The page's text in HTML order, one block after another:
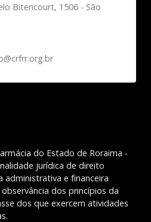
Bitencourt, 1506 - São
do Estado de Roraima -
jurídica de direito
administrativa e financeira
dos princípios da
dos que exercem atividades